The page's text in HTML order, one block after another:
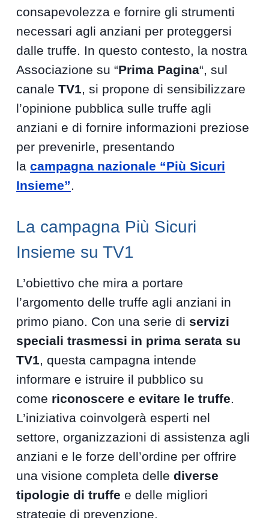
consapevolezza e fornire gli strumenti
necessari agli anziani per proteggersi
dalle truffe. In questo contesto, la nostra
Associazione su “Prima Pagina“, sul
canaleTV1, si propone di sensibilizzare
l’opinione pubblica sulle truffe agli
anziani e di fornire informazioni preziose
per prevenirle, presentando
lacampagna nazionale “Più Sicuri
Insieme”.
La campagna Più Sicuri
Insieme su TV1
L’obiettivo che mira a portare
l’argomento delle truffe agli anziani in
primo piano. Con una serie di servizi
speciali trasmessi in prima serata su
TV1, questa campagna intende
informare e istruire il pubblico su
come riconoscere e evitare le truffe.
L’iniziativa coinvolgerà esperti nel
settore, organizzazioni di assistenza agli
anziani e le forze dell’ordine per offrire
una visione completa dellediverse
tipologie di truffe e delle migliori
strategie di prevenzione.